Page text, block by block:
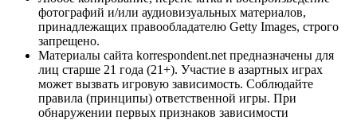
фотографий и/или аудиовизуальных материалов,
принадлежащих правообладателю Getty Images, строго
запрещено.
Материалы сайта korrespondent.net предназначены для
лиц старше 21 года (21+). Участие в азартных играх
может вызвать игровую зависимость. Соблюдайте
правила (принципы) ответственной игры. При
обнаружении первых признаков зависимости